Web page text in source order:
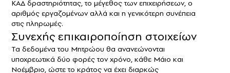
ΚΑΔ δραστηριότητας, το μέγεθος των επιχειρήσεων, ο
αριθμός εργαζομένων αλλά και η γενικότερη συνέπεια
στις πληρωμές.
Συνεχής επικαιροποίηση στοιχείων
Τα δεδομένα του Μητρώου θα ανανεώνονται
υποχρεωτικά δύο φορές τον χρόνο, κάθε Μάιο και
Νοέμβριο, ώστε το κράτος να έχει διαρκώς